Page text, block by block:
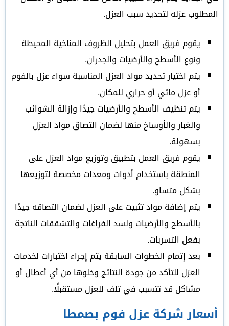
المطلوب عزله لتحديد سبب العزل.
يقوم فريق العمل بتحليل الظروف المناخية المحيطة
ونوع الأسطح والأرضيات والجدران.
يتم اختيار تحديد مواد العزل المناسبة سواء عزل بالفوم
أو عزل مائي أو حراري للمكان.
يتم تنظيف الأسطح والأرضيات جيدًا وإزالة الشوائب
والغبار والأوساخ منها لضمان التصاق مواد العزل
بسهولة.
يقوم فريق العمل بتطبيق وتوزيع مواد العزل على
المنطقة باستخدام أدوات ومعدات مخصصة لتوزيعها
بشكل متساو.
يتم إضافة مواد تثبيت على العزل لضمان التصاقه جيدًا
بالأسطح والأرضيات ولسد الفراغات والتشققات الناتجة
بفعل التسربات.
بعد إتمام الخطوات السابقة يتم إجراء اختبارات لخدمات
العزل للتأكد من جودة النتائج وخلوها من أي أعطال أو
مشاكل قد تتسبب في تلف للعزل مستقبلًا.
أسعار شركة عزل فوم بصمطا